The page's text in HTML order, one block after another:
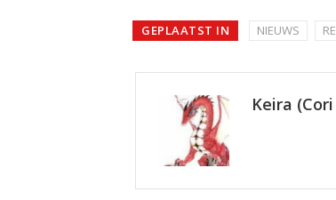
GEPLAATST IN NIEUWS
Keira